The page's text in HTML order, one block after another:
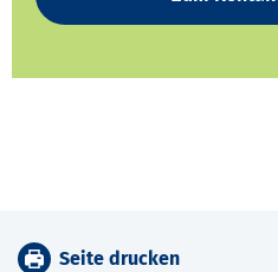
Seite drucken